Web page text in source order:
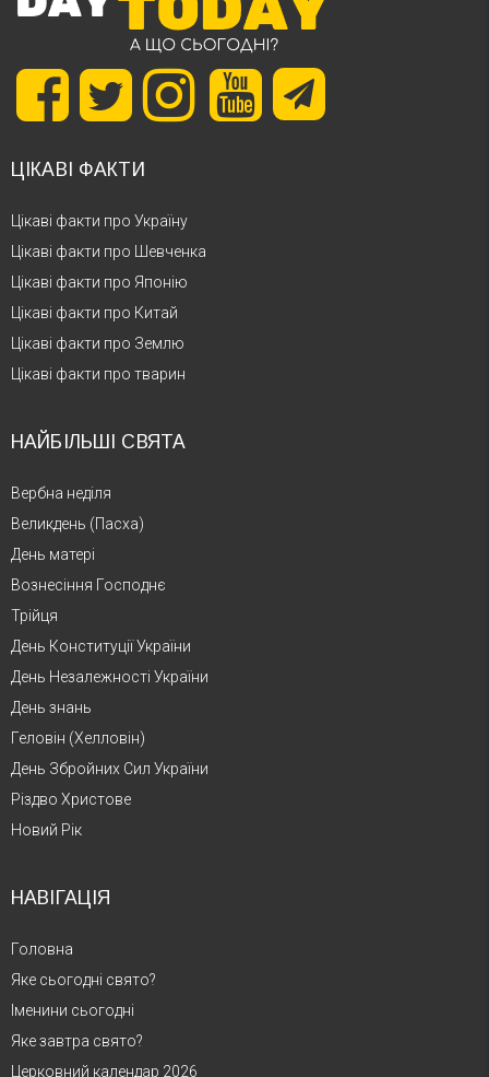
ЦІКАВІ ФАКТИ
Цікаві факти про Україну
Цікаві факти про Шевченка
Цікаві факти про Японію
Цікаві факти про Китай
Цікаві факти про Землю
Цікаві факти про тварин
НАЙБІЛЬШІ СВЯТА
Вербна неділя
Великдень (Пасха)
День матері
Вознесіння Господнє
Трійця
День Конституції України
День Незалежності України
День знань
Геловін (Хелловін)
День Збройних Сил України
Різдво Христове
Новий Рік
НАВІГАЦІЯ
Головна
Яке сьогодні свято?
Іменини сьогодні
Яке завтра свято?
Церковний календар 2026